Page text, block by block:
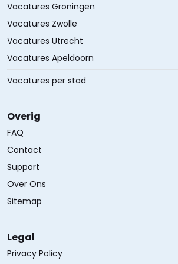
Vacatures Groningen
Vacatures Zwolle
Vacatures Utrecht
Vacatures Apeldoorn
Vacatures per stad
Overig
FAQ
Contact
Support
Over Ons
Sitemap
Legal
Privacy Policy